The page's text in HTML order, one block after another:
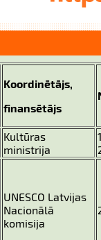
Koordinētājs,
finansētājs
Kultūras
ministrija
UNESCO Latvijas
Nacionālā
komisija